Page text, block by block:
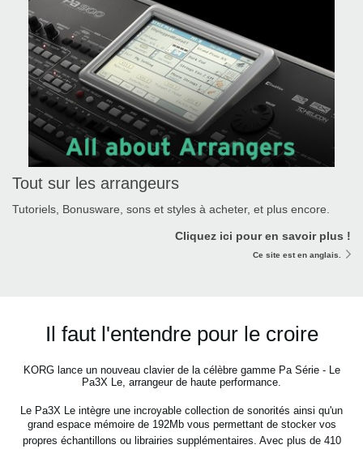
Tout sur les arrangeurs
Tutoriels, Bonusware, sons et styles à acheter, et plus encore.
Cliquez ici pour en savoir plus !
Ce site est en anglais.
Il faut l'entendre pour le croire
KORG lance un nouveau clavier de la célèbre gamme Pa Série - Le
Pa3X Le, arrangeur de haute performance.
Le Pa3X Le intègre une incroyable collection de sonorités ainsi qu'un
grand espace mémoire de 192Mb vous permettant de stocker vos
propres échantillons ou librairies supplémentaires. Avec plus de 410